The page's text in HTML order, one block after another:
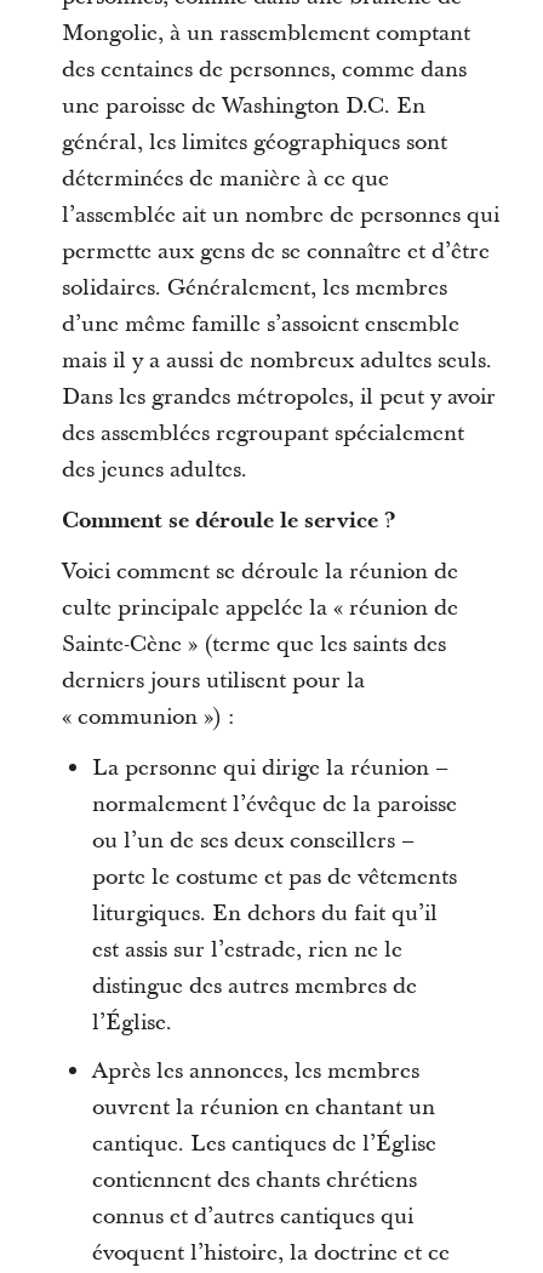
Mongolie, à un rassemblement comptant
des centaines de personnes, comme dans
une paroisse de Washington D.C. En
général, les limites géographiques sont
déterminées de manière à ce que
l’assemblée ait un nombre de personnes qui
permette aux gens de se connaître et d’être
solidaires. Généralement, les membres
d’une même famille s’assoient ensemble
mais il y a aussi de nombreux adultes seuls.
Dans les grandes métropoles, il peut y avoir
des assemblées regroupant spécialement
des jeunes adultes.
Comment se déroule le service ?
Voici comment se déroule la réunion de
culte principale appelée la « réunion de
Sainte-Cène » (terme que les saints des
derniers jours utilisent pour la
« communion ») :
La personne qui dirige la réunion –
normalement l’évêque de la paroisse
ou l’un de ses deux conseillers –
porte le costume et pas de vêtements
liturgiques. En dehors du fait qu’il
est assis sur l’estrade, rien ne le
distingue des autres membres de
l’Église.
Après les annonces, les membres
ouvrent la réunion en chantant un
cantique. Les cantiques de l’Église
contiennent des chants chrétiens
connus et d’autres cantiques qui
évoquent l’histoire, la doctrine et ce